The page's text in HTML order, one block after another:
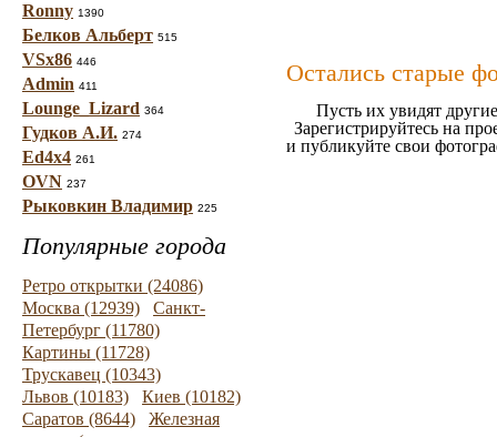
Ronny 1390
Белков Альберт 515
VSx86 446
Admin 411
Lounge_Lizard 364
Гудков А.И. 274
Ed4x4 261
OVN 237
Рыковкин Владимир 225
Популярные города
Ретро открытки (24086)
Москва (12939)
Санкт-
Петербург (11780)
Картины (11728)
Трускавец (10343)
Львов (10183)
Киев (10182)
Саратов (8644)
Железная
Остались старые
Пусть их увидят
Зарегистрируйтесь на
и публикуйте свои